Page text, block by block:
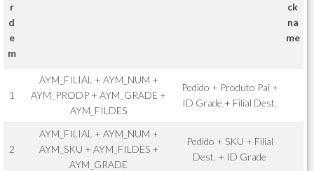
r
d
e
m
ck
na
me
1
AYM_FILIAL + AYM_NUM +
AYM_PRODP + AYM_GRADE +
AYM_FILDES
Pedido + Produto Pai +
ID Grade + Filial Dest.
2
AYM_FILIAL + AYM_NUM +
AYM_SKU + AYM_FILDES +
AYM_GRADE
Pedido + SKU + Filial
Dest. + ID Grade